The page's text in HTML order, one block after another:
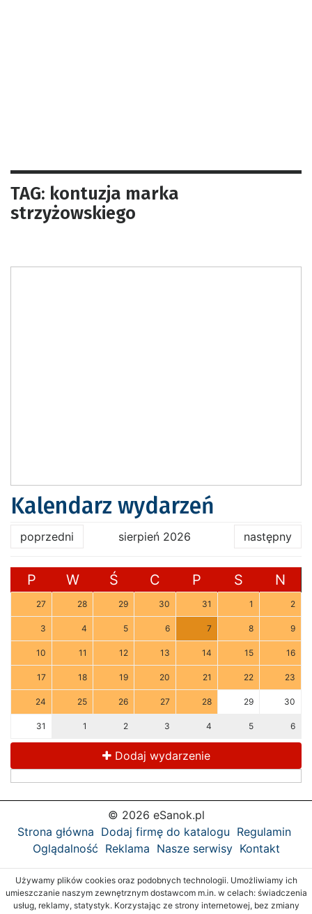
TAG: kontuzja marka
strzyżowskiego
Kalendarz wydarzeń
poprzedni sierpień 2026 następny
P W Ś C P S N
27 28 29 30 31 1 2
3 4 5 6 7 8 9
10 11 12 13 14 15 16
17 18 19 20 21 22 23
24 25 26 27 28 29 30
31 1 2 3 4 5 6
Dodaj wydarzenie
© 2026 eSanok.pl
Strona główna Dodaj firmę do katalogu Regulamin
Oglądalność Reklama Nasze serwisy Kontakt
Używamy plików cookies oraz podobnych technologii. Umożliwiamy ich
umieszczanie naszym zewnętrznym dostawcom m.in. w celach: świadczenia
usług, reklamy, statystyk. Korzystając ze strony internetowej, bez zmiany